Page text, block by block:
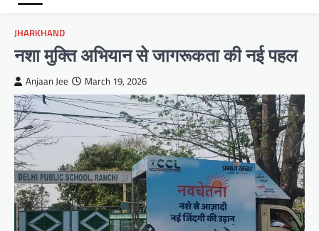
JHARKHAND
नशा मुक्ति अभियान से जागरूकता की नई पहल
Anjaan Jee March 19, 2026